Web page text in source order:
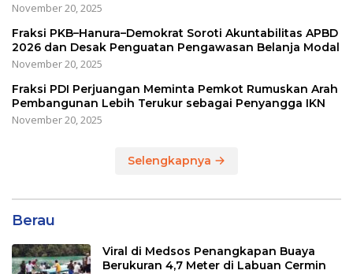
November 20, 2025
Fraksi PKB–Hanura–Demokrat Soroti Akuntabilitas APBD
2026 dan Desak Penguatan Pengawasan Belanja Modal
November 20, 2025
Fraksi PDI Perjuangan Meminta Pemkot Rumuskan Arah
Pembangunan Lebih Terukur sebagai Penyangga IKN
November 20, 2025
Selengkapnya
Berau
Viral di Medsos Penangkapan Buaya
Berukuran 4,7 Meter di Labuan Cermin